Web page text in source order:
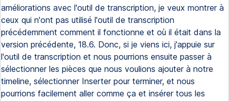
améliorations avec l'outil de transcription, je veux montrer à
ceux qui n'ont pas utilisé l'outil de transcription
précédemment comment il fonctionne et où il était dans la
version précédente, 18.6. Donc, si je viens ici, j'appuie sur
l'outil de transcription et nous pourrions ensuite passer à
sélectionner les pièces que nous voulions ajouter à notre
timeline, sélectionner Inserter pour terminer, et nous
pourrions facilement aller comme ça et insérer tous les